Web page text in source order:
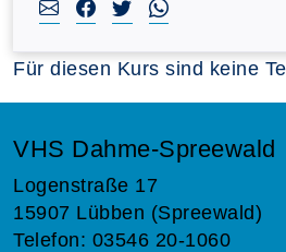
Für diesen Kurs sind keine
VHS Dahme-Spreewald
Logenstraße 17
15907 Lübben (Spreewald)
Telefon: 03546 20-1060